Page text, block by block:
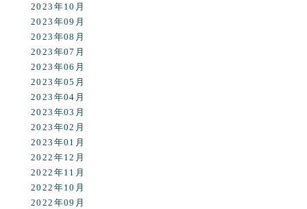
2023年10月
2023年09月
2023年08月
2023年07月
2023年06月
2023年05月
2023年04月
2023年03月
2023年02月
2023年01月
2022年12月
2022年11月
2022年10月
2022年09月